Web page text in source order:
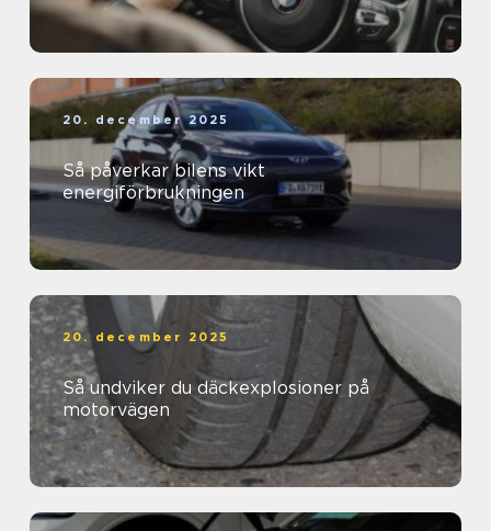
20. december 2025
Så påverkar bilens vikt
energiförbrukningen
20. december 2025
Så undviker du däckexplosioner på
motorvägen